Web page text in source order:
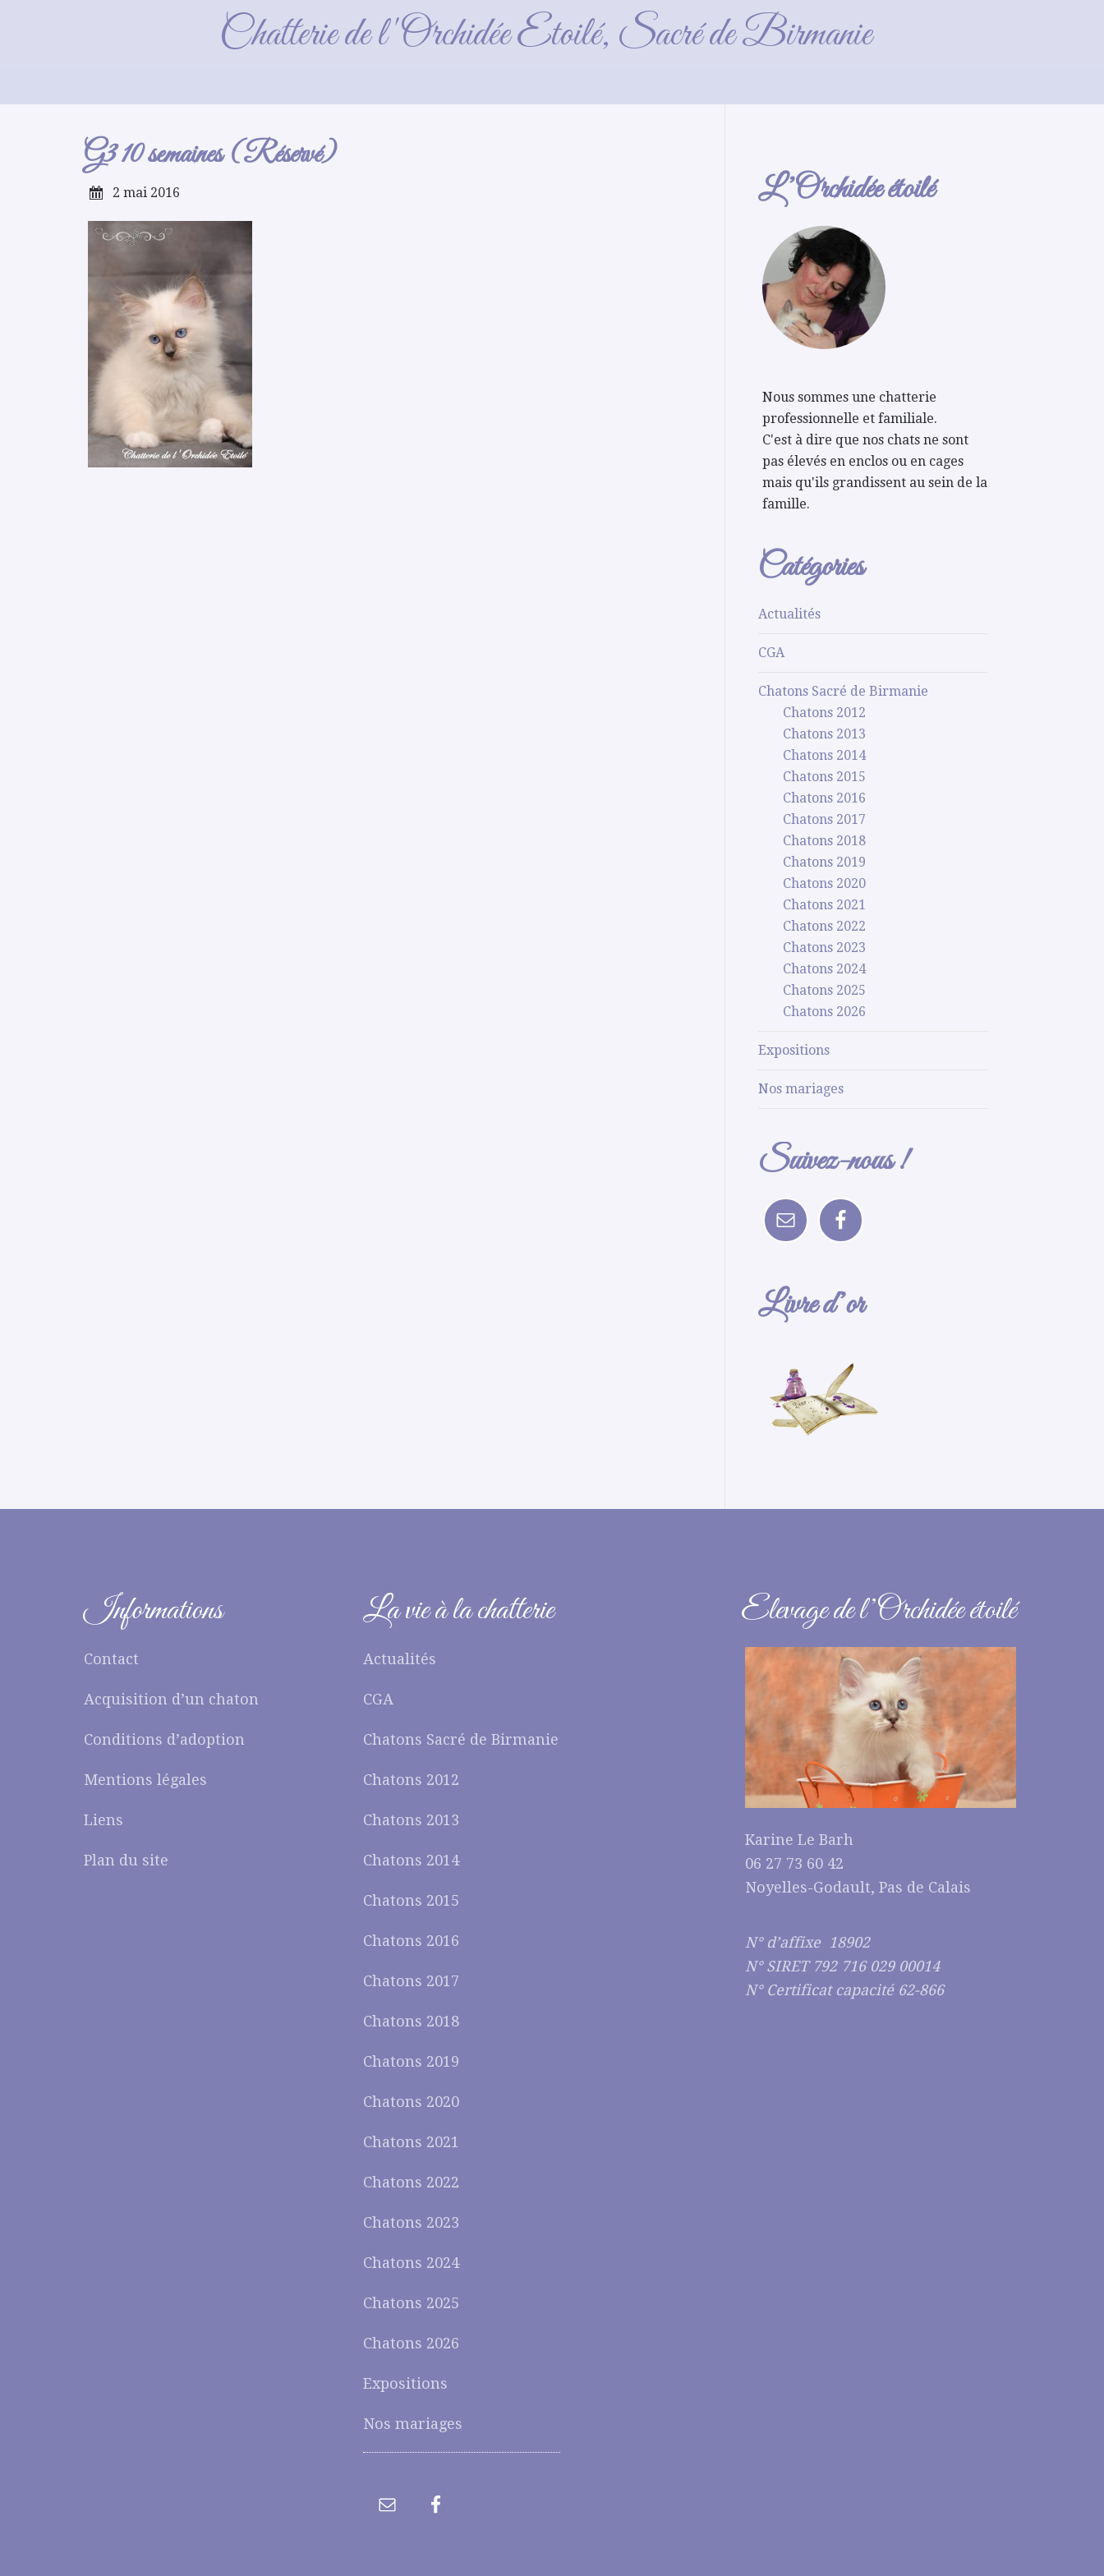
Chatterie de l'Orchidée Etoilé, Sacré de Birmanie
G3 10 semaines (Réservé)
G3 10 semaines (Réservé)
2 mai 2016 L’Orchidée étoilé
Nous sommes une chatterie
professionnelle et familiale.
C'est à dire que nos chats ne sont
pas élevés en enclos ou en cages
mais qu'ils grandissent au sein de la
famille.
Catégories
Actualités
CGA
Chatons Sacré de Birmanie
Chatons 2012
Chatons 2013
Chatons 2014
Chatons 2015
Chatons 2016
Chatons 2017
Chatons 2018
Chatons 2019
Chatons 2020
Chatons 2021
Chatons 2022
Chatons 2023
Chatons 2024
Chatons 2025
Chatons 2026
Expositions
Nos mariages
Suivez-nous !
Livre d’or
Informations
Contact
Acquisition d’un chaton
Conditions d’adoption
Mentions légales
Liens
Plan du site
La vie à la chatterie
Actualités
CGA
Chatons Sacré de Birmanie
Chatons 2012
Chatons 2013
Chatons 2014
Chatons 2015
Chatons 2016
Chatons 2017
Chatons 2018
Chatons 2019
Chatons 2020
Chatons 2021
Chatons 2022
Chatons 2023
Chatons 2024
Chatons 2025
Chatons 2026
Expositions
Nos mariages
Elevage de l’Orchidée étoilé
Karine Le Barh
06 27 73 60 42
Noyelles-Godault, Pas de Calais
N° d’affixe 18902
N° SIRET 792 716 029 00014
N° Certificat capacité 62-866